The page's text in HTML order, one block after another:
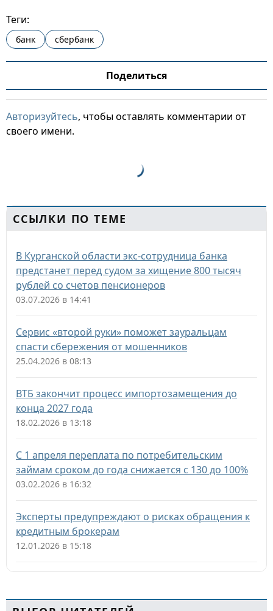
Теги:
банк сбербанк
Поделиться
Авторизуйтесь, чтобы оставлять комментарии от
своего имени.
ССЫЛКИ ПО ТЕМЕ
В Курганской области экс-сотрудница банка
предстанет перед судом за хищение 800 тысяч
рублей со счетов пенсионеров
03.07.2026 в 14:41
Сервис «второй руки» поможет зауральцам
спасти сбережения от мошенников
25.04.2026 в 08:13
ВТБ закончит процесс импортозамещения до
конца 2027 года
18.02.2026 в 13:18
С 1 апреля переплата по потребительским
займам сроком до года снижается с 130 до 100%
03.02.2026 в 16:32
Эксперты предупреждают о рисках обращения к
кредитным брокерам
12.01.2026 в 15:18